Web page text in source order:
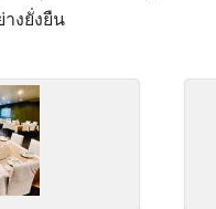
งยั่งยืน